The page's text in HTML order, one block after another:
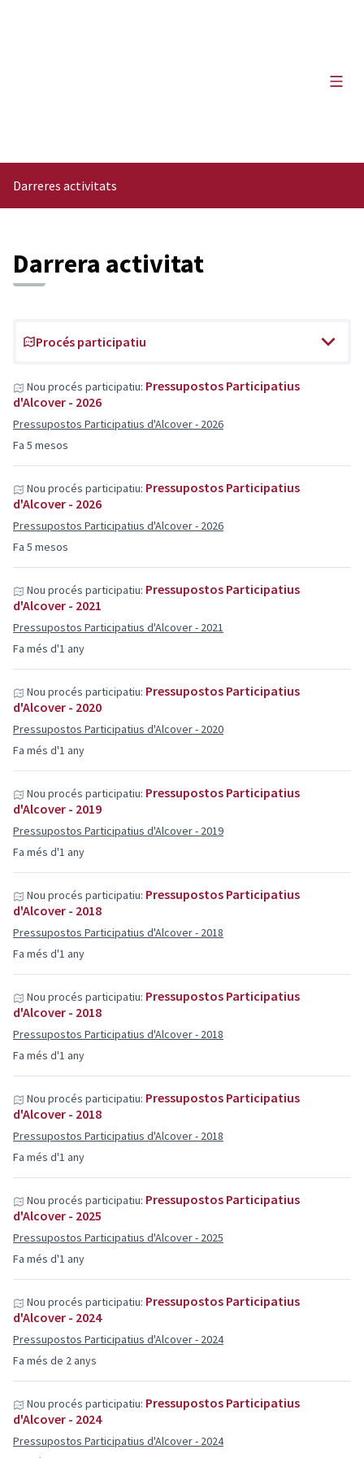
Darreres activitats
Darrera activitat
Procés participatiu
Fa 5 mesos
Nou procés participatiu: Pressupostos Participatius
d'Alcover - 2026
Pressupostos Participatius d'Alcover - 2026
Fa 5 mesos
Nou procés participatiu: Pressupostos Participatius
d'Alcover - 2026
Pressupostos Participatius d'Alcover - 2026
Fa més d'1 any
Nou procés participatiu: Pressupostos Participatius
d'Alcover - 2021
Pressupostos Participatius d'Alcover - 2021
Fa més d'1 any
Nou procés participatiu: Pressupostos Participatius
d'Alcover - 2020
Pressupostos Participatius d'Alcover - 2020
Fa més d'1 any
Nou procés participatiu: Pressupostos Participatius
d'Alcover - 2019
Pressupostos Participatius d'Alcover - 2019
Fa més d'1 any
Nou procés participatiu: Pressupostos Participatius
d'Alcover - 2018
Pressupostos Participatius d'Alcover - 2018
Fa més d'1 any
Nou procés participatiu: Pressupostos Participatius
d'Alcover - 2018
Pressupostos Participatius d'Alcover - 2018
Fa més d'1 any
Nou procés participatiu: Pressupostos Participatius
d'Alcover - 2018
Pressupostos Participatius d'Alcover - 2018
Fa més d'1 any
Nou procés participatiu: Pressupostos Participatius
d'Alcover - 2025
Pressupostos Participatius d'Alcover - 2025
Fa més de 2 anys
Nou procés participatiu: Pressupostos Participatius
d'Alcover - 2024
Pressupostos Participatius d'Alcover - 2024
Nou procés participatiu: Pressupostos Participatius
d'Alcover - 2024
Pressupostos Participatius d'Alcover - 2024